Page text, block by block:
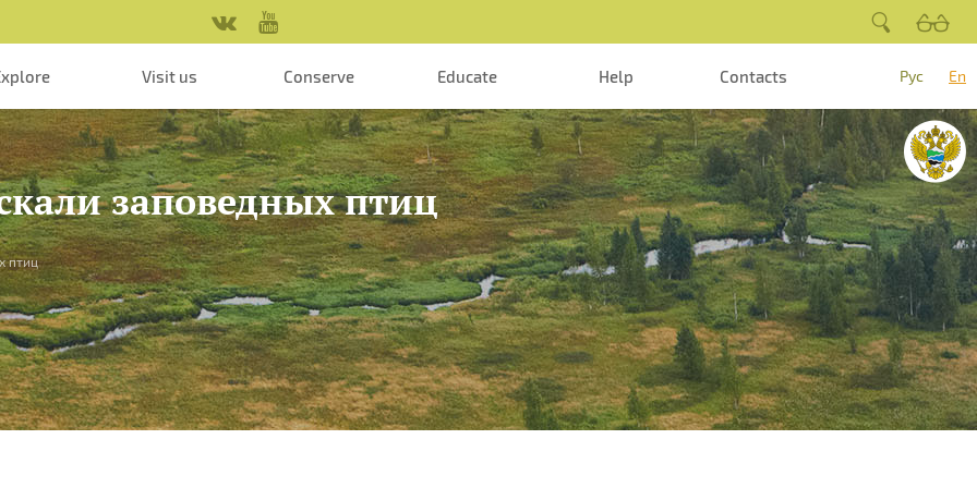
Visit us Conserve Educate Help Contacts Рус En
заповедных птиц
птиц